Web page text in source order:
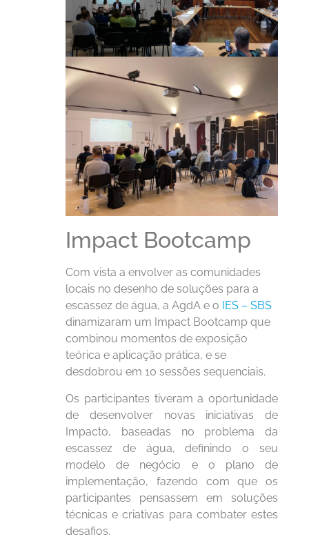
Impact Bootcamp
Com vista a envolver as comunidades
locais no desenho de soluções para a
escassez de água, a AgdA e o IES – SBS
dinamizaram um Impact Bootcamp que
combinou momentos de exposição
teórica e aplicação prática, e se
desdobrou em 10 sessões sequenciais.
Os participantes tiveram a oportunidade
de desenvolver novas iniciativas de
Impacto, baseadas no problema da
escassez de água, definindo o seu
modelo de negócio e o plano de
implementação, fazendo com que os
participantes pensassem em soluções
técnicas e criativas para combater estes
desafios.